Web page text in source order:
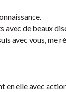
avec de beaux
avec vous,
en elle avec